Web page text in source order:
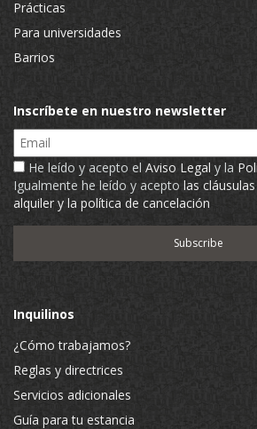
Prácticas
Para universidades
Barrios
Inscríbete en nuestro newsletter
Email
He leído y acepto el Aviso Legal y la
Igualmente he leído y acepto las
alquiler y la política de cancelación
Inquilinos
¿Cómo trabajamos?
Reglas y directrices
Servicios adicionales
Guía para tu estancia